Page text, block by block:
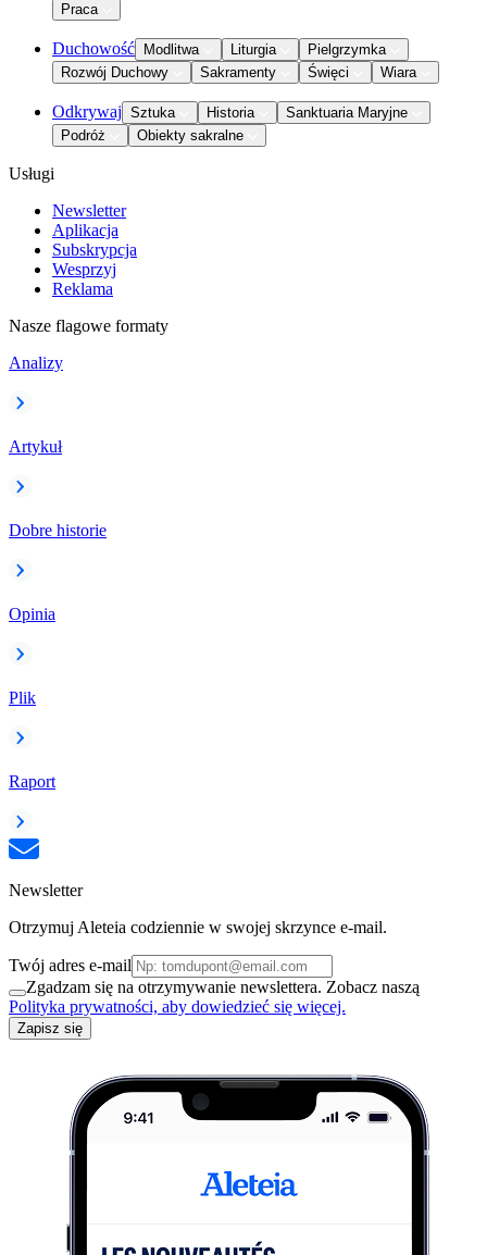
Praca
Duchowość Modlitwa Liturgia
Pielgrzymka
Rozwój Duchowy
Sakramenty Święci Wiara
Odkrywaj Sztuka Historia
Sanktuaria Maryjne
Podróż
Obiekty sakralne
Usługi
Newsletter
Aplikacja
Subskrypcja
Wesprzyj
Reklama
Nasze flagowe formaty
Analizy
Artykuł
Dobre historie
Opinia
Plik
Raport
Newsletter
Otrzymuj Aleteia codziennie w swojej skrzynce e-mail.
Twój adres e-mail
Zgadzam się na otrzymywanie newslettera. Zobacz naszą
Polityka prywatności, aby dowiedzieć się więcej.
Zapisz się